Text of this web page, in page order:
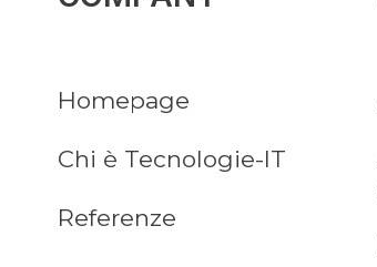
Homepage
Chi è Tecnologie-IT
Referenze